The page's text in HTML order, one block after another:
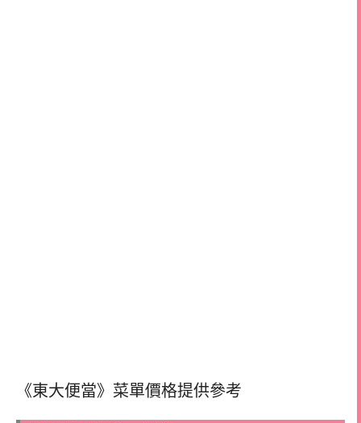
《東大便當》菜單價格提供參考